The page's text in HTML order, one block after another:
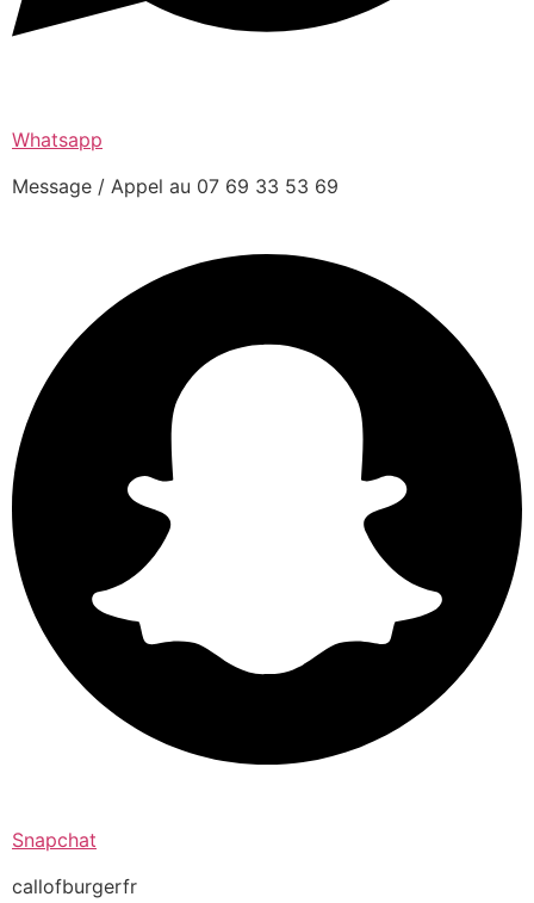
Whatsapp
Message / Appel au 07 69 33 53 69
Snapchat
callofburgerfr